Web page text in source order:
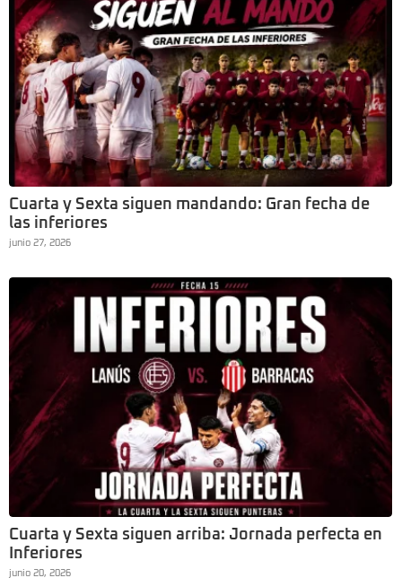
Cuarta y Sexta siguen mandando: Gran fecha de
las inferiores
junio 27, 2026
Cuarta y Sexta siguen arriba: Jornada perfecta en
Inferiores
junio 20, 2026